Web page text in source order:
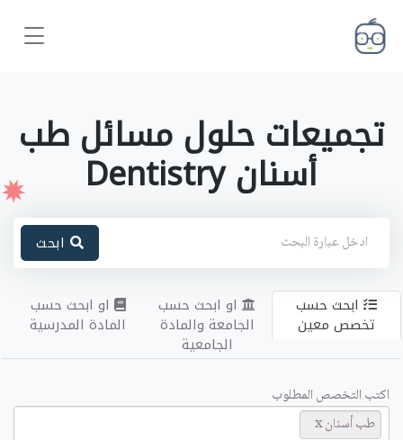
تجميعات حلول مسائل طب
أسنان Dentistry
ابحث
ابحث حسب
تخصص معين
او ابحث حسب
الجامعة والمادة
الجامعية
او ابحث حسب
المادة المدرسية
اكتب التخصص المطلوب
طب أسنان